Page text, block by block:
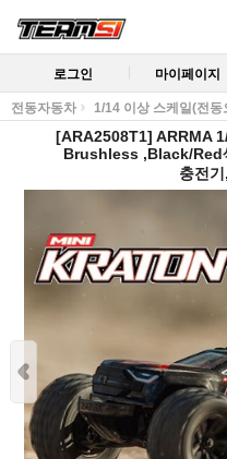
로그인 마이페이지
전동자동차 1/14 이상 스케일(전동
[ARA2508T1] ARRMA
Brushless ,Black/Red
충전